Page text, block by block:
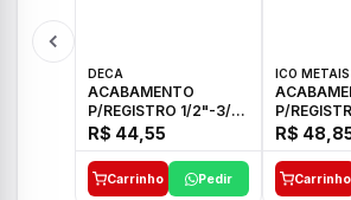
DECA
ACABAMENTO
P/REGISTRO 1/2"-3/4"
E 1"C21.PQ DECA
R$ 44,55
Carrinho Pedir
ICO METAIS
P/
1/2"-3/4"-
CS 33 ICO
R$
Carrinho